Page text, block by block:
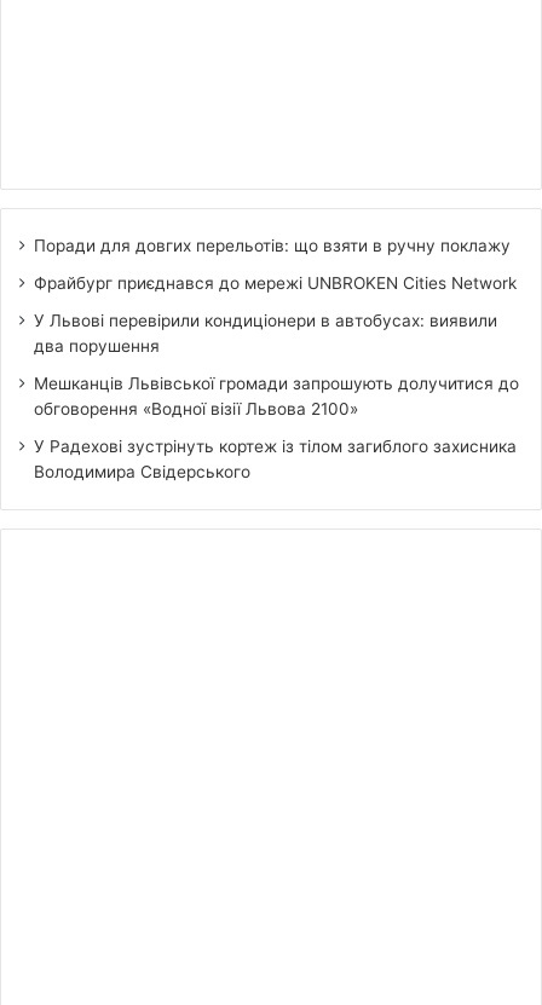
Поради для довгих перельотів: що взяти в ручну поклажу
Фрайбург приєднався до мережі UNBROKEN Cities Network
У Львові перевірили кондиціонери в автобусах: виявили
два порушення
Мешканців Львівської громади запрошують долучитися до
обговорення «Водної візії Львова 2100»
У Радехові зустрінуть кортеж із тілом загиблого захисника
Володимира Свідерського